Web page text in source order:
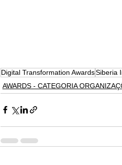
Digital Transformation AwardsSiberia
AWARDS - CATEGORIA